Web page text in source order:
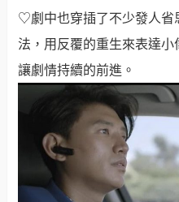
♡劇中也穿插了不少發人省
法，用反覆的重生來表達
讓劇情持續的前進。